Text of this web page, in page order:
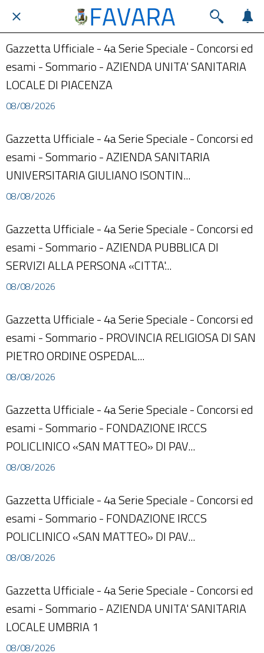
Gazzetta Ufficiale - 4a Serie Speciale - Concorsi ed
esami - Sommario - AZIENDA UNITA' SANITARIA
LOCALE DI PIACENZA
08/08/2026
Gazzetta Ufficiale - 4a Serie Speciale - Concorsi ed
esami - Sommario - AZIENDA SANITARIA
UNIVERSITARIA GIULIANO ISONTIN...
08/08/2026
Gazzetta Ufficiale - 4a Serie Speciale - Concorsi ed
esami - Sommario - AZIENDA PUBBLICA DI
SERVIZI ALLA PERSONA «CITTA'...
08/08/2026
Gazzetta Ufficiale - 4a Serie Speciale - Concorsi ed
esami - Sommario - PROVINCIA RELIGIOSA DI SAN
PIETRO ORDINE OSPEDAL...
08/08/2026
Gazzetta Ufficiale - 4a Serie Speciale - Concorsi ed
esami - Sommario - FONDAZIONE IRCCS
POLICLINICO «SAN MATTEO» DI PAV...
08/08/2026
Gazzetta Ufficiale - 4a Serie Speciale - Concorsi ed
esami - Sommario - FONDAZIONE IRCCS
POLICLINICO «SAN MATTEO» DI PAV...
08/08/2026
Gazzetta Ufficiale - 4a Serie Speciale - Concorsi ed
esami - Sommario - AZIENDA UNITA' SANITARIA
LOCALE UMBRIA 1
08/08/2026